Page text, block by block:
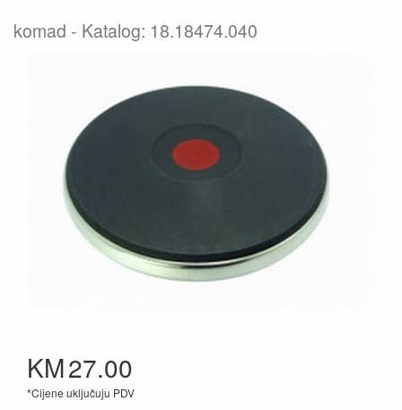
komad Katalog: 18.18474.040
KM27.00
*Cijene uključuju PDV